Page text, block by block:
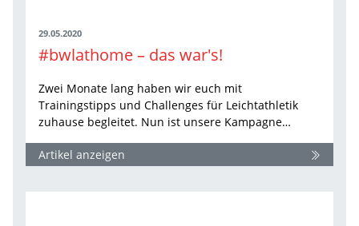
29.05.2020
#bwlathome – das war's!
Zwei Monate lang haben wir euch mit
Trainingstipps und Challenges für Leichtathletik
zuhause begleitet. Nun ist unsere Kampagne…
Artikel anzeigen